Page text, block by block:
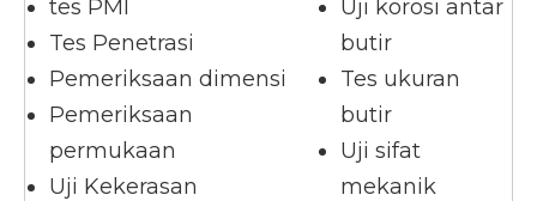
tes PMI
Tes Penetrasi
Pemeriksaan dimensi
Pemeriksaan
permukaan
Uji Kekerasan
Uji korosi antar
butir
Tes ukuran
butir
Uji sifat
mekanik